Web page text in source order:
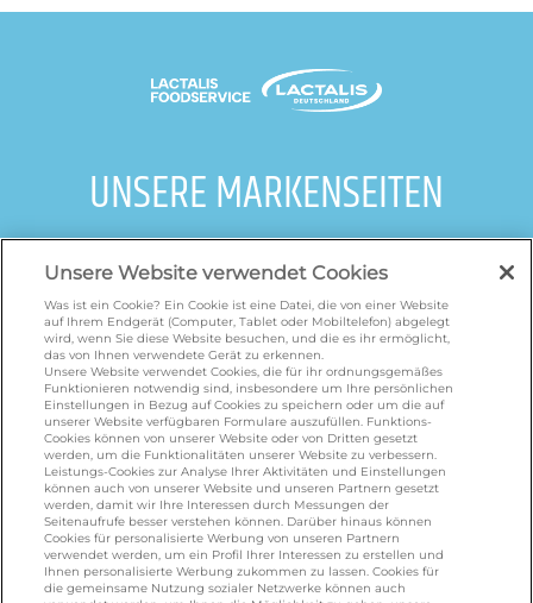
UNSERE MARKENSEITEN
salakis.de/frankenland.com
omiramilch.de/minusl.de
KONTAKT
foodservice.info@de.lactalis.com
Lactalis Deutschland GmbH - Tel: +49 (0)751
887 366 /lactalis.de
Omira Bodenseemilch GmbH - Tel: +49
(0)751 887 366 /omira.de
Unsere Website verwendet Cookies
Was ist ein Cookie? Ein Cookie ist eine Datei, die von einer Website
auf Ihrem Endgerät (Computer, Tablet oder Mobiltelefon) abgelegt
wird, wenn Sie diese Website besuchen, und die es ihr ermöglicht,
das von Ihnen verwendete Gerät zu erkennen.
Unsere Website verwendet Cookies, die für ihr ordnungsgemäßes
Funktionieren notwendig sind, insbesondere um Ihre persönlichen
Einstellungen in Bezug auf Cookies zu speichern oder um die auf
unserer Website verfügbaren Formulare auszufüllen. Funktions-
Cookies können von unserer Website oder von Dritten gesetzt
werden, um die Funktionalitäten unserer Website zu verbessern.
Leistungs-Cookies zur Analyse Ihrer Aktivitäten und Einstellungen
können auch von unserer Website und unseren Partnern gesetzt
werden, damit wir Ihre Interessen durch Messungen der
Seitenaufrufe besser verstehen können. Darüber hinaus können
Cookies für personalisierte Werbung von unseren Partnern
verwendet werden, um ein Profil Ihrer Interessen zu erstellen und
Ihnen personalisierte Werbung zukommen zu lassen. Cookies für
die gemeinsame Nutzung sozialer Netzwerke können auch